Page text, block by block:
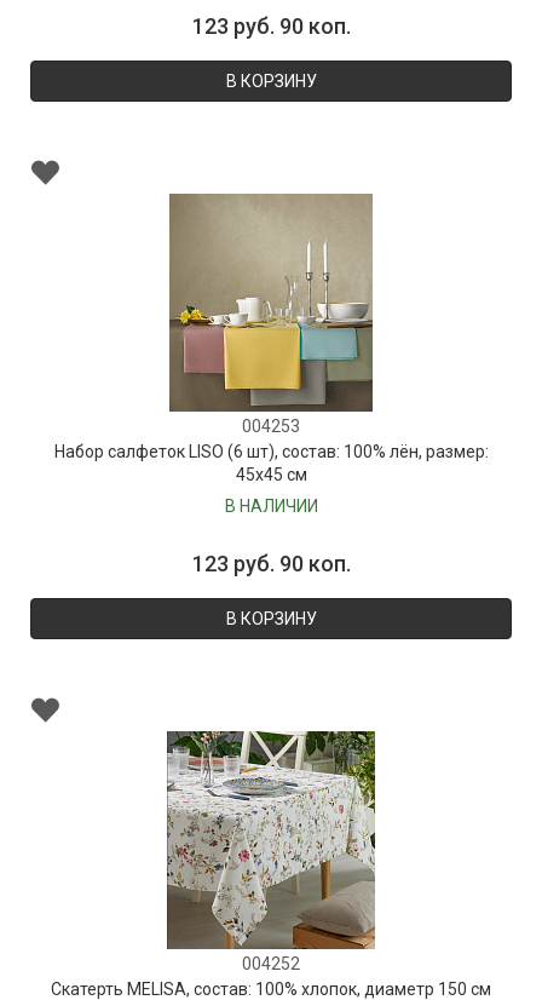
123 руб. 90 коп.
В КОРЗИНУ
004253
Набор салфеток LISO (6 шт), состав: 100% лён, размер:
45х45 см
В НАЛИЧИИ
123 руб. 90 коп.
В КОРЗИНУ
004252
Скатерть MELISA, состав: 100% хлопок, диаметр 150 см